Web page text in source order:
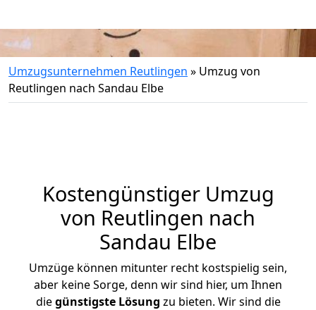
Umzugsunternehmen Reutlingen » Umzug von
Reutlingen nach Sandau Elbe
Kostengünstiger Umzug
von Reutlingen nach
Sandau Elbe
Umzüge können mitunter recht kostspielig sein,
aber keine Sorge, denn wir sind hier, um Ihnen
diegünstigste Lösung zu bieten. Wir sind die